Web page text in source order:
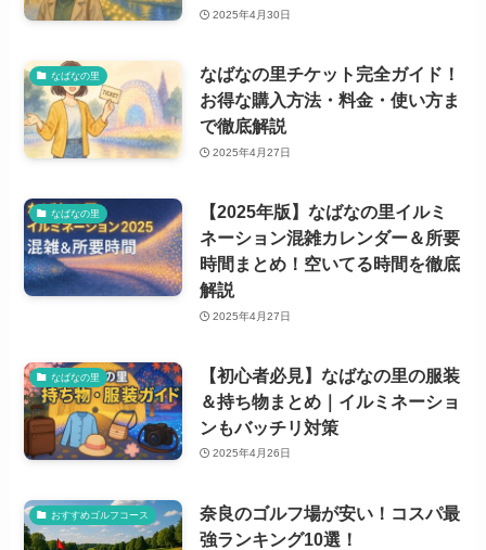
2025年4月30日
なばなの里
なばなの里チケット完全ガイド！
お得な購入方法・料金・使い方ま
で徹底解説
2025年4月27日
なばなの里
【2025年版】なばなの里イルミ
ネーション混雑カレンダー＆所要
時間まとめ！空いてる時間を徹底
解説
2025年4月27日
なばなの里
【初心者必見】なばなの里の服装
＆持ち物まとめ｜イルミネーショ
ンもバッチリ対策
2025年4月26日
おすすめゴルフコース
奈良のゴルフ場が安い！コスパ最
強ランキング10選！